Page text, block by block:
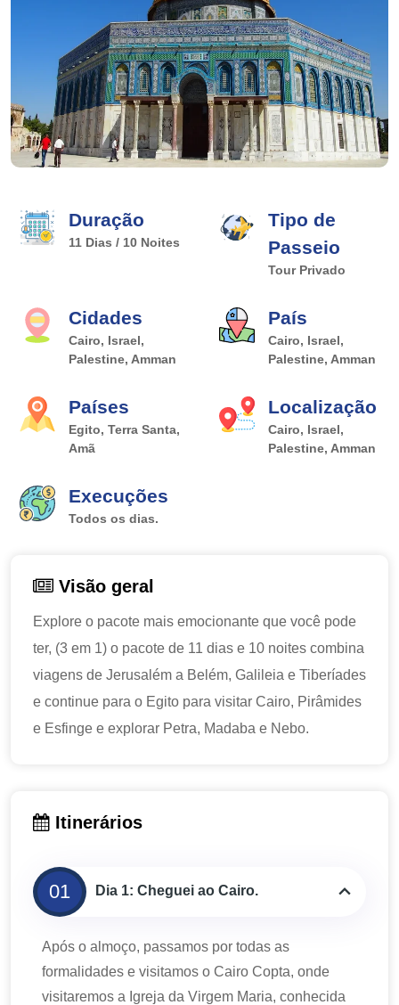
Duração
11 Dias / 10 Noites
Tipo de
Passeio
Tour Privado
Cidades
Cairo, Israel,
Palestine, Amman
País
Cairo, Israel,
Palestine, Amman
Países
Egito, Terra Santa,
Amã
Localização
Cairo, Israel,
Palestine, Amman
Execuções
Todos os dias.
Visão geral
Explore o pacote mais emocionante que você pode
ter, (3 em 1) o pacote de 11 dias e 10 noites combina
viagens de Jerusalém a Belém, Galileia e Tiberíades
e continue para o Egito para visitar Cairo, Pirâmides
e Esfinge e explorar Petra, Madaba e Nebo.
Itinerários
01 Dia 1: Cheguei ao Cairo.
Após o almoço, passamos por todas as
formalidades e visitamos o Cairo Copta, onde
visitaremos a Igreja da Virgem Maria, conhecida